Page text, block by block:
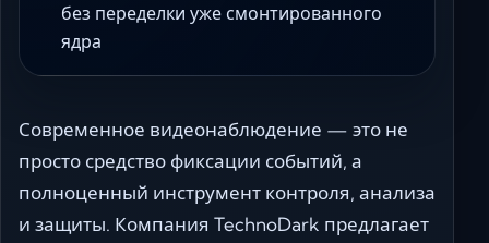
без переделки уже смонтированного
ядра
Современное видеонаблюдение — это не
просто средство фиксации событий, а
полноценный инструмент контроля, анализа
и защиты. Компания TechnoDark предлагает